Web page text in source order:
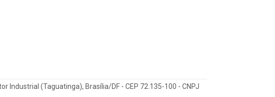
Industrial (Taguatinga), Brasília/DF - CEP 72.135-100 - CNPJ